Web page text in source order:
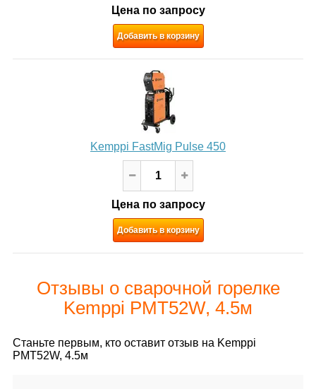
Цена по запросу
Добавить в корзину
Kemppi FastMig Pulse 450
Цена по запросу
Добавить в корзину
Отзывы о сварочной горелке
Kemppi PMT52W, 4.5м
Станьте первым, кто оставит отзыв на Kemppi
PMT52W, 4.5м